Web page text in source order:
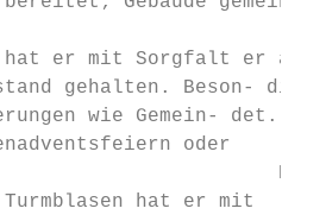
hat er mit Sorgfalt er am
gehalten.
wie Gemein- det.
oder
hat er mit